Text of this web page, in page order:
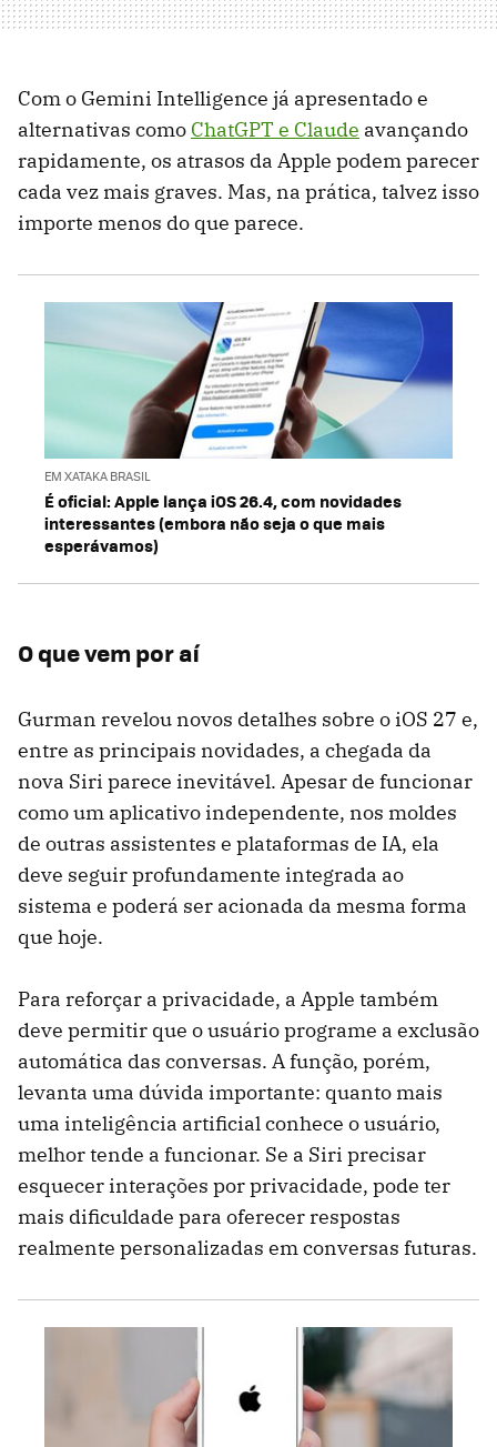
Com o Gemini Intelligence já apresentado e
alternativas como ChatGPT e Claude avançando
rapidamente, os atrasos da Apple podem parecer
cada vez mais graves. Mas, na prática, talvez isso
importe menos do que parece.
EM XATAKA BRASIL
É oficial: Apple lança iOS 26.4, com novidades
interessantes (embora não seja o que mais
esperávamos)
O que vem por aí
Gurman revelou novos detalhes sobre o iOS 27 e,
entre as principais novidades, a chegada da
nova Siri parece inevitável. Apesar de funcionar
como um aplicativo independente, nos moldes
de outras assistentes e plataformas de IA, ela
deve seguir profundamente integrada ao
sistema e poderá ser acionada da mesma forma
que hoje.
Para reforçar a privacidade, a Apple também
deve permitir que o usuário programe a exclusão
automática das conversas. A função, porém,
levanta uma dúvida importante: quanto mais
uma inteligência artificial conhece o usuário,
melhor tende a funcionar. Se a Siri precisar
esquecer interações por privacidade, pode ter
mais dificuldade para oferecer respostas
realmente personalizadas em conversas futuras.